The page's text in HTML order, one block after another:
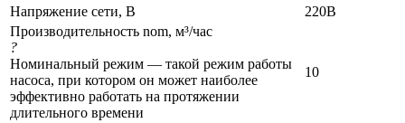
Напряжение сети, В
220В
Производительность nom, м³/час
?
Номинальный режим — такой режим работы
насоса, при котором он может наиболее
эффективно работать на протяжении
длительного времени
10